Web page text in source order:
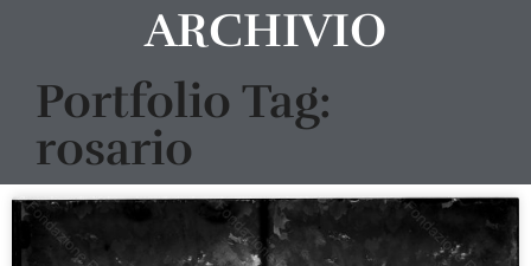
ARCHIVIO
Portfolio Tag:
rosario